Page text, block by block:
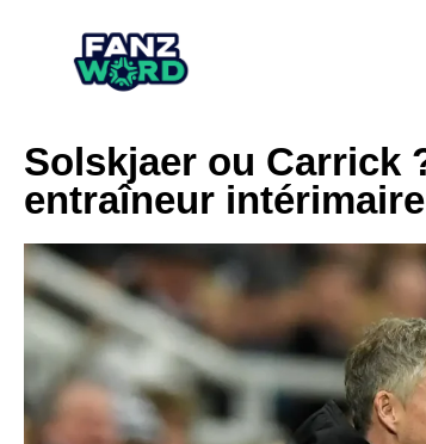
Solskjaer ou Carrick
entraîneur intérimaire